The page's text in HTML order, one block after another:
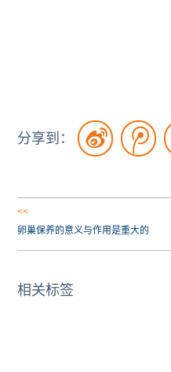
分享到：
<<
卵巢保养的意义与作用是重大的
相关标签